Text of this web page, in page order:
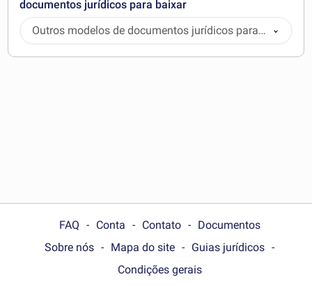
documentos jurídicos para baixar
Outros modelos de documentos jurídicos para
baixar
FAQ Conta Contato
Documentos
Sobre nós
Mapa do site
Guias jurídicos
Condições gerais